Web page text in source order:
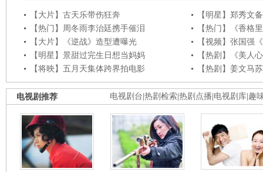
【大片】古天乐带伤狂奔
【明星】郑秀文
【热门】周冬雨李治廷携手催泪
【热门】《香格
【大片】《逆战》造型遭曝光
【视频】张国强
【明星】景甜过完生日想当妈妈
【热剧】《美人
【将映】五月天集体跨界拍电影
【热剧】姜文马
电视剧台 热剧检索 热剧点播 电视剧库 趣
电视剧推荐